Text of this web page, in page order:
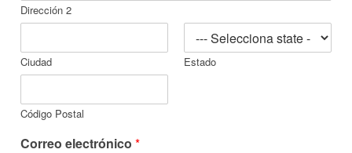
Dirección 2
Ciudad Estado
Código Postal
Correo electrónico *